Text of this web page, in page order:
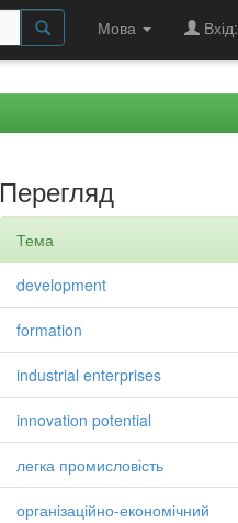
Мова Вхід:
Перегляд
Тема
development
formation
industrial enterprises
innovation potential
легка промисловість
організаційно-економічний